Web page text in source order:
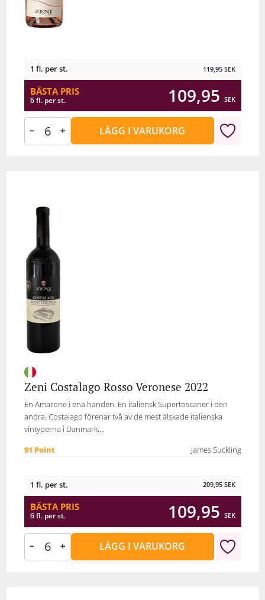
1 fl. per st. 119,95 SEK
BÄSTA PRIS
6 fl. per st. 109,95 SEK
LÄGG I VARUKORG
Zeni Costalago Rosso Veronese 2022
En Amarone i ena handen. En italiensk Supertoscaner i den
andra. Costalago förenar två av de mest älskade italienska
vintyperna i Danmark....
91 Point James Suckling
1 fl. per st. 209,95 SEK
BÄSTA PRIS
6 fl. per st. 109,95 SEK
LÄGG I VARUKORG